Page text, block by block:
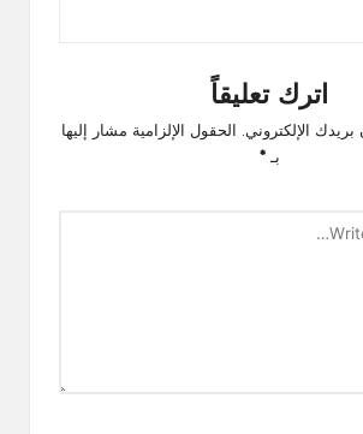
اترك تعليقاً
الإلكتروني.
الحقول الإلزامية مشار إليها
بـ*